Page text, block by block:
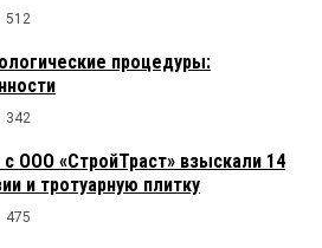
512
процедуры:
342
с ООО «СтройТраст» взыскали 14
и тротуарную плитку
475